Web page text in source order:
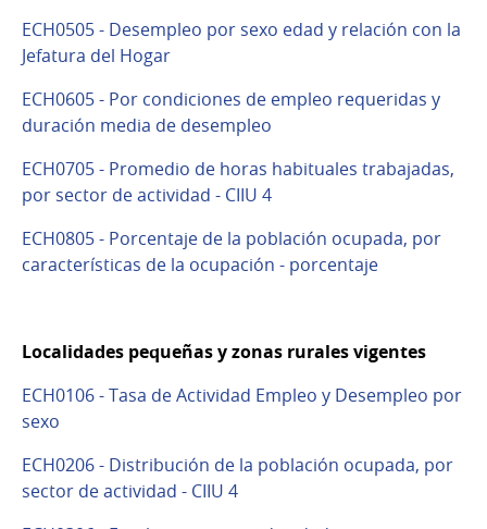
ECH0505 - Desempleo por sexo edad y relación con la
Jefatura del Hogar
ECH0605 - Por condiciones de empleo requeridas y
duración media de desempleo
ECH0705 - Promedio de horas habituales trabajadas,
por sector de actividad - CIIU 4
ECH0805 - Porcentaje de la población ocupada, por
características de la ocupación - porcentaje
Localidades pequeñas y zonas rurales vigentes
ECH0106 - Tasa de Actividad Empleo y Desempleo por
sexo
ECH0206 - Distribución de la población ocupada, por
sector de actividad - CIIU 4